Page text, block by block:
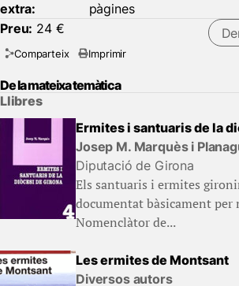
extra:
pàgines
Preu: 24 €
Comparteix Imprimir
De la mateixa temàtica
Llibres
Ermites i santuaris de la
Josep M. Marquès i
Diputació de Girona
Els santuaris i ermites
documentat bàsicament per
Nomenclàtor de...
Les ermites de Montsant
Diversos autors